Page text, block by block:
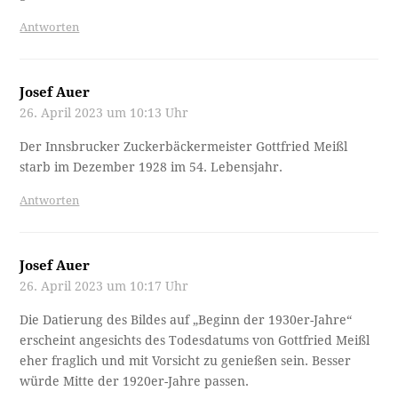
Antworten
Josef Auer
26. April 2023 um 10:13 Uhr
Der Innsbrucker Zuckerbäckermeister Gottfried Meißl
starb im Dezember 1928 im 54. Lebensjahr.
Antworten
Josef Auer
26. April 2023 um 10:17 Uhr
Die Datierung des Bildes auf „Beginn der 1930er-Jahre“
erscheint angesichts des Todesdatums von Gottfried Meißl
eher fraglich und mit Vorsicht zu genießen sein. Besser
würde Mitte der 1920er-Jahre passen.